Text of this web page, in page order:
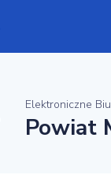
Elektroniczne
Powiat